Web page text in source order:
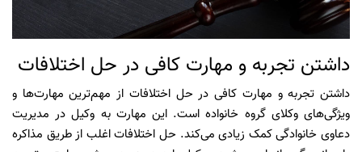
داشتن تجربه و مهارت کافی در حل اختلافات
داشتن تجربه و مهارت کافی در حل اختلافات از مهم‌ترین مهارت‌ها و
ویژگی‌های وکلای گروه خانواده است. این مهارت به وکیل در مدیریت
دعاوی خانوادگی کمک زیادی می‌کند. حل اختلافات اغلب از طریق مذاکره